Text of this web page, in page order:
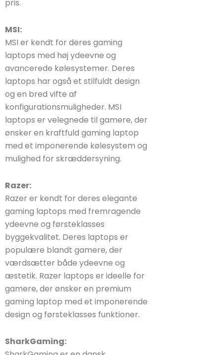
pris.
MSI:
MSI er kendt for deres gaming
laptops med høj ydeevne og
avancerede kølesystemer. Deres
laptops har også et stilfuldt design
og en bred vifte af
konfigurationsmuligheder. MSI
laptops er velegnede til gamere, der
ønsker en kraftfuld gaming laptop
med et imponerende kølesystem og
mulighed for skræddersyning.
Razer:
Razer er kendt for deres elegante
gaming laptops med fremragende
ydeevne og førsteklasses
byggekvalitet. Deres laptops er
populære blandt gamere, der
værdsætter både ydeevne og
æstetik. Razer laptops er ideelle for
gamere, der ønsker en premium
gaming laptop med et imponerende
design og førsteklasses funktioner.
SharkGaming: